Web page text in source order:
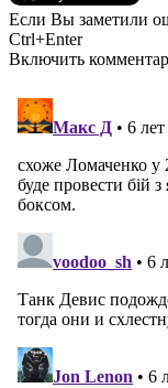
Если Вы заметили
Ctrl+Enter
Включить